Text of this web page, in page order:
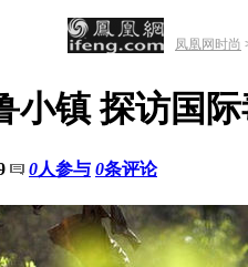
凤凰网时尚
小镇 探访国
0人参与 0条评论